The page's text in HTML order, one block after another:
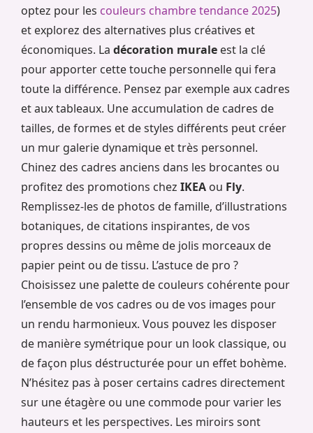
optez pour les couleurs chambre tendance 2025)
et explorez des alternatives plus créatives et
économiques. La décoration murale est la clé
pour apporter cette touche personnelle qui fera
toute la différence. Pensez par exemple aux cadres
et aux tableaux. Une accumulation de cadres de
tailles, de formes et de styles différents peut créer
un mur galerie dynamique et très personnel.
Chinez des cadres anciens dans les brocantes ou
profitez des promotions chez IKEA ou Fly.
Remplissez-les de photos de famille, d’illustrations
botaniques, de citations inspirantes, de vos
propres dessins ou même de jolis morceaux de
papier peint ou de tissu. L’astuce de pro ?
Choisissez une palette de couleurs cohérente pour
l’ensemble de vos cadres ou de vos images pour
un rendu harmonieux. Vous pouvez les disposer
de manière symétrique pour un look classique, ou
de façon plus déstructurée pour un effet bohème.
N’hésitez pas à poser certains cadres directement
sur une étagère ou une commode pour varier les
hauteurs et les perspectives. Les miroirs sont